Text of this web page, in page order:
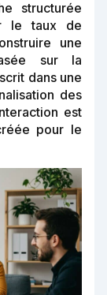
structurée
le taux de
une
sur la
dans une
des
est
pour le